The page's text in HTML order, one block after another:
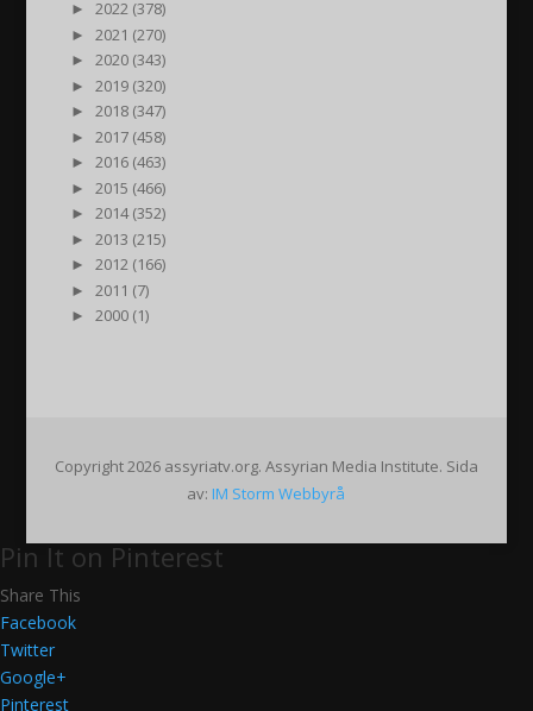
►
2022 (378)
►
2021 (270)
►
2020 (343)
►
2019 (320)
►
2018 (347)
►
2017 (458)
►
2016 (463)
►
2015 (466)
►
2014 (352)
►
2013 (215)
►
2012 (166)
►
2011 (7)
►
2000 (1)
Copyright 2026 assyriatv.org. Assyrian Media Institute. Sida
av: IM Storm Webbyrå
Pin It on Pinterest
Share This
Facebook
Twitter
Google+
Pinterest